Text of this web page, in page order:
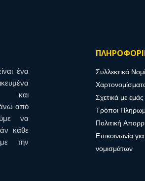
ένα
και
από
να
κάθε
την
Συλλεκτικά
Σχετικά με εμάς
Τρόποι
Πολιτική
Επικοινωνία
νομισμάτων